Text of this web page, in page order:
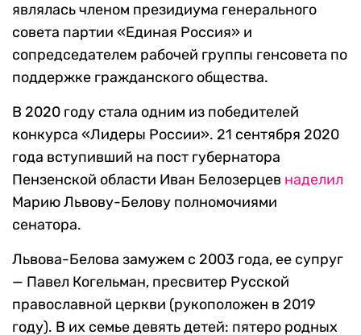
являлась членом президиума генерального
совета партии «Единая Россия» и
сопредседателем рабочей группы генсовета по
поддержке гражданского общества.
В 2020 году стала одним из победителей
конкурса «Лидеры России». 21 сентября 2020
года вступивший на пост губернатора
Пензенской области Иван Белозерцев наделил
Марию Львову-Белову полномочиями
сенатора.
Львова-Белова замужем с 2003 года, ее супруг
— Павел Когельман, пресвитер Русской
православной церкви (рукоположен в 2019
году). В их семье девять детей: пятеро родных